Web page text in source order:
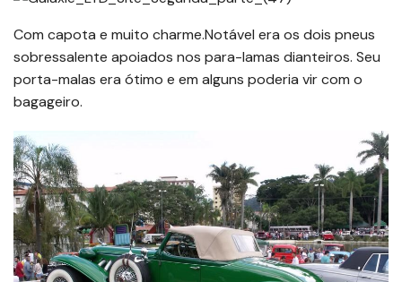
Com capota e muito charme.Notável era os dois pneus
sobressalente apoiados nos para-lamas dianteiros. Seu
porta-malas era ótimo e em alguns poderia vir com o
bagageiro.